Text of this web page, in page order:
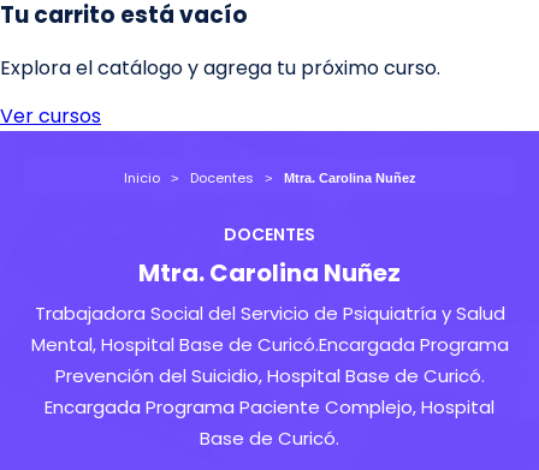
Inicio Docentes Mtra. Carolina Nuñez
DOCENTES
Mtra. Carolina Nuñez
Trabajadora Social del Servicio de Psiquiatría y Salud
Mental, Hospital Base de Curicó.Encargada Programa
Prevención del Suicidio, Hospital Base de Curicó.
Encargada Programa Paciente Complejo, Hospital
Base de Curicó.